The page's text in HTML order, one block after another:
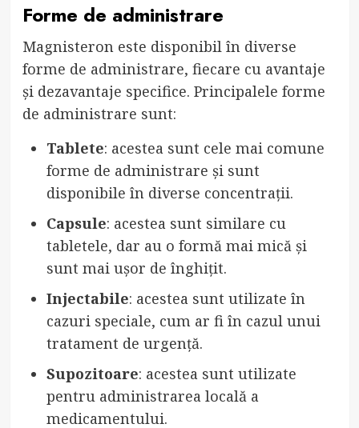
Forme de administrare
Magnisteron este disponibil în diverse
forme de administrare, fiecare cu avantaje
și dezavantaje specifice. Principalele forme
de administrare sunt:
Tablete: acestea sunt cele mai comune
forme de administrare și sunt
disponibile în diverse concentrații.
Capsule: acestea sunt similare cu
tabletele, dar au o formă mai mică și
sunt mai ușor de înghițit.
Injectabile: acestea sunt utilizate în
cazuri speciale, cum ar fi în cazul unui
tratament de urgență.
Supozitoare: acestea sunt utilizate
pentru administrarea locală a
medicamentului.